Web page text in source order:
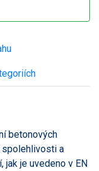
betonových
spolehlivosti a
jak je uvedeno v EN